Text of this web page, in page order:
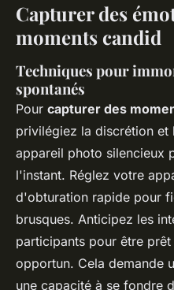
Capturer des
moments candid
Techniques pour
spontanés
Pour capturer des
privilégiez la discrétion et
appareil photo silencieux
l'instant. Réglez votre
d'obturation rapide pour
brusques. Anticipez les
participants pour être
opportun. Cela demande
une capacité à se fondre